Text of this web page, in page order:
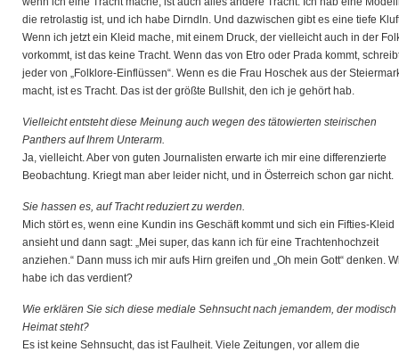
die retrolastig ist, und ich habe Dirndln. Und dazwischen gibt es eine tiefe
Wenn ich jetzt ein Kleid mache, mit einem Druck, der vielleicht auch in der
vorkommt, ist das keine Tracht. Wenn das von Etro oder Prada kommt,
jeder von „Folklore-Einflüssen“. Wenn es die Frau Hoschek aus der
macht, ist es Tracht. Das ist der größte Bullshit, den ich je gehört hab.
Vielleicht entsteht diese Meinung auch wegen des tätowierten steirischen
Panthers auf Ihrem Unterarm.
Ja, vielleicht. Aber von guten Journalisten erwarte ich mir eine differenzierte
Beobachtung. Kriegt man aber leider nicht, und in Österreich schon gar nicht.
Sie hassen es, auf Tracht reduziert zu werden.
Mich stört es, wenn eine Kundin ins Geschäft kommt und sich ein Fifties-Kleid
ansieht und dann sagt: „Mei super, das kann ich für eine Trachtenhochzeit
anziehen.“ Dann muss ich mir aufs Hirn greifen und „Oh mein Gott“ denken.
habe ich das verdient?
Wie erklären Sie sich diese mediale Sehnsucht nach jemandem, der modisch
Heimat steht?
Es ist keine Sehnsucht, das ist Faulheit. Viele Zeitungen, vor allem die